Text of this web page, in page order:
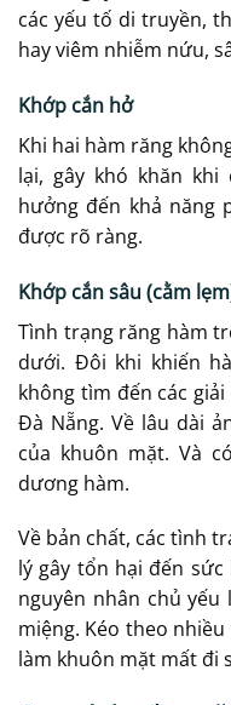
các yếu tố di truyền,
hay viêm nhiễm nứu,
Khớp cắn hở
Khi hai hàm răng
lại, gây khó khăn
hưởng đến khả năng
được rõ ràng.
Khớp cắn sâu (cằm
Tình trạng răng hàm
dưới. Đôi khi khiến
không tìm đến các
Đà Nẵng. Về lâu dài
của khuôn mặt. Và
dương hàm.
Về bản chất, các tình
lý gây tổn hại đến
nguyên nhân chủ
miệng. Kéo theo
làm khuôn mặt mất đi